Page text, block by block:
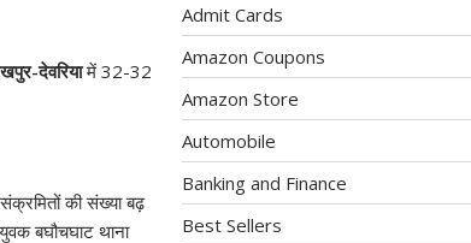
देवरियामें 32-32
की संख्या बढ़
बघौचघाट थाना
Admit Cards
Amazon Coupons
Amazon Store
Automobile
Banking and Finance
Best Sellers